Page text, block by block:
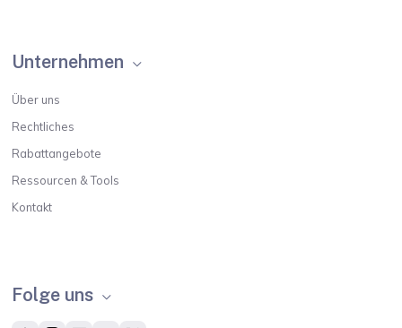
Unternehmen
Über uns
Rechtliches
Rabattangebote
Ressourcen & Tools
Kontakt
Folge uns